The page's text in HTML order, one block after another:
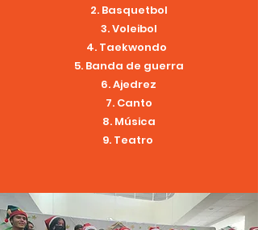
Basquetbol
Voleibol
Taekwondo
Banda de guerra
Ajedrez
Canto
Música
Teatro